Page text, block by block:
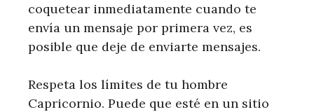
coquetear inmediatamente cuando te
envía un mensaje por primera vez, es
posible que deje de enviarte mensajes.
Respeta los límites de tu hombre
Capricornio. Puede que esté en un sitio